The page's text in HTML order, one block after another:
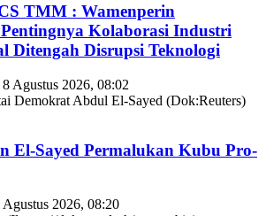
TMM : Wamenperin
Kolaborasi Industri
Ditengah Disrupsi Teknologi
8 Agustus 2026, 08:02
El-Sayed Permalukan Kubu Pro-
Agustus 2026, 08:20